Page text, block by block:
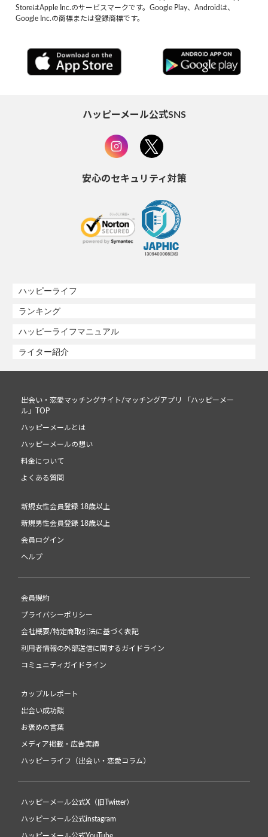
StoreはApple Inc.のサービスマークです。Google Play、Androidは、
Google Inc.の商標または登録商標です。
ハッピーメール公式SNS
安心のセキュリティ対策
ハッピーライフ
ランキング
ハッピーライフマニュアル
ライター紹介
出会い・恋愛マッチングサイト/マッチングアプリ 「ハッピーメー
ル」TOP
ハッピーメールとは
ハッピーメールの想い
料金について
よくある質問
新規女性会員登録 18歳以上
新規男性会員登録 18歳以上
会員ログイン
ヘルプ
会員規約
プライバシーポリシー
会社概要/特定商取引法に基づく表記
利用者情報の外部送信に関するガイドライン
コミュニティガイドライン
カップルレポート
出会い成功談
お褒めの言葉
メディア掲載・広告実績
ハッピーライフ（出会い・恋愛コラム）
ハッピーメール公式X（旧Twitter）
ハッピーメール公式instagram